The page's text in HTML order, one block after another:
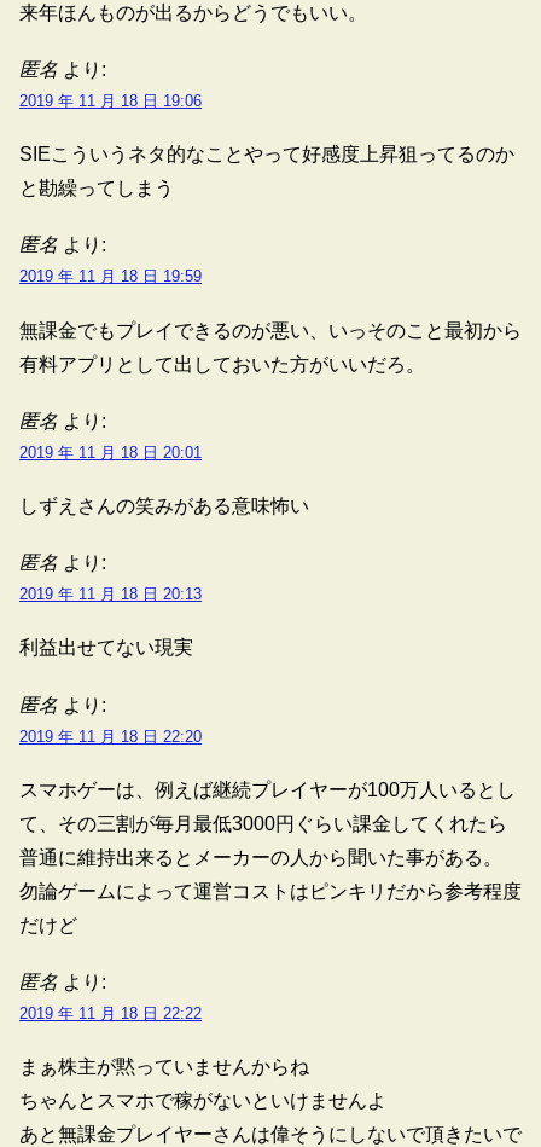
来年ほんものが出るからどうでもいい。
匿名 より:
2019 年 11 月 18 日 19:06
SIEこういうネタ的なことやって好感度上昇狙ってるのか
と勘繰ってしまう
匿名 より:
2019 年 11 月 18 日 19:59
無課金でもプレイできるのが悪い、いっそのこと最初から
有料アプリとして出しておいた方がいいだろ。
匿名 より:
2019 年 11 月 18 日 20:01
しずえさんの笑みがある意味怖い
匿名 より:
2019 年 11 月 18 日 20:13
利益出せてない現実
匿名 より:
2019 年 11 月 18 日 22:20
スマホゲーは、例えば継続プレイヤーが100万人いるとし
て、その三割が毎月最低3000円ぐらい課金してくれたら
普通に維持出来るとメーカーの人から聞いた事がある。
勿論ゲームによって運営コストはピンキリだから参考程度
だけど
匿名 より:
2019 年 11 月 18 日 22:22
まぁ株主が黙っていませんからね
ちゃんとスマホで稼がないといけませんよ
あと無課金プレイヤーさんは偉そうにしないで頂きたいで